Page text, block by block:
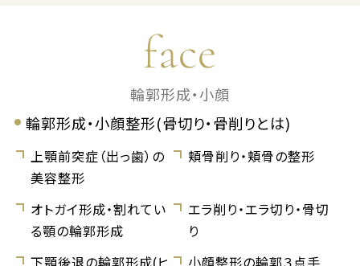
face
輪郭形成・小顔
輪郭形成・小顔整形(骨切り・骨削りとは)
上顎前突症（出っ歯）の
美容整形
頬骨削り・頬骨の整形
オトガイ形成・割れてい
る顎の輪郭形成
エラ削り・エラ切り・骨切
り
下顎後退の輪郭形成(ヒ
小顔整形の輪郭３点手